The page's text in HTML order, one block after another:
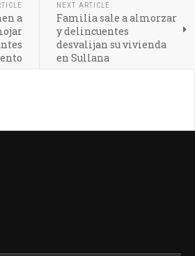
a
NEXT ARTICLE
Familia sale a almorzar
y delincuentes
desvalijan su vivienda
en Sullana